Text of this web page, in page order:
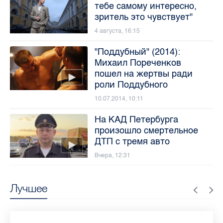
Лучшее
тебе самому интересно,
зритель это чувствует"
4 августа, 16:15
"Поддубный" (2014):
Михаил Пореченков
пошел на жертвы ради
роли Поддубного
10.07.2014, 10:11
На КАД Петербурга
произошло смертельное
ДТП с тремя авто
Вчера, 12:31